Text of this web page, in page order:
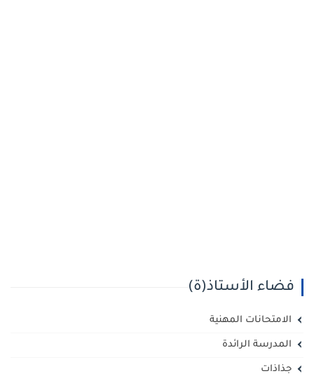
فضاء الأستاذ(ة)
الامتحانات المهنية
المدرسة الرائدة
جذاذات